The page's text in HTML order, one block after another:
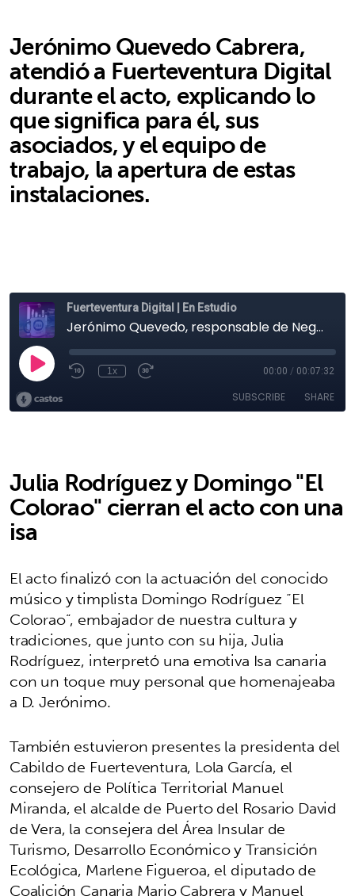
Jerónimo Quevedo Cabrera,
atendió a Fuerteventura Digital
durante el acto, explicando lo
que significa para él, sus
asociados, y el equipo de
trabajo, la apertura de estas
instalaciones.
Julia Rodríguez y Domingo "El
Colorao" cierran el acto con una
isa
El acto finalizó con la actuación del conocido
músico y timplista Domingo Rodríguez “El
Colorao”, embajador de nuestra cultura y
tradiciones, que junto con su hija, Julia
Rodríguez, interpretó una emotiva Isa canaria
con un toque muy personal que homenajeaba
a D. Jerónimo.
También estuvieron presentes la presidenta del
Cabildo de Fuerteventura, Lola García, el
consejero de Política Territorial Manuel
Miranda, el alcalde de Puerto del Rosario David
de Vera, la consejera del Área Insular de
Turismo, Desarrollo Económico y Transición
Ecológica, Marlene Figueroa, el diputado de
Coalición Canaria Mario Cabrera y Manuel